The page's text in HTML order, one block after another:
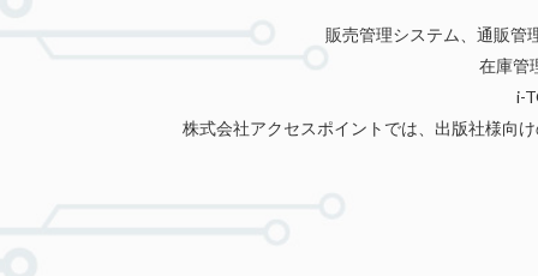
販売管理システム、通販管
在庫管
i-
株式会社アクセスポイントでは、出版社様向